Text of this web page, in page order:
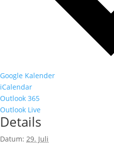
Google Kalender
iCalendar
Outlook 365
Outlook Live
Details
Datum: 29. Juli